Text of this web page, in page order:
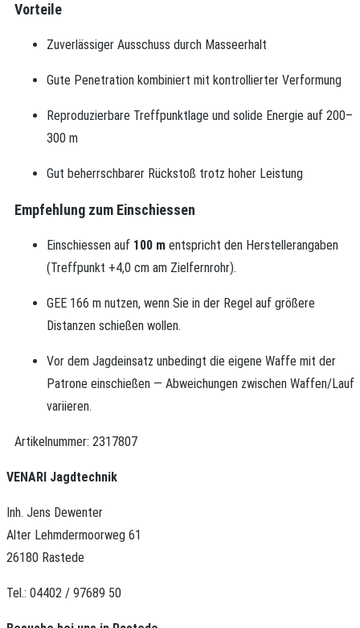
Vorteile
Zuverlässiger Ausschuss durch Masseerhalt
Gute Penetration kombiniert mit kontrollierter Verformung
Reproduzierbare Treffpunktlage und solide Energie auf 200–
300 m
Gut beherrschbarer Rückstoß trotz hoher Leistung
Empfehlung zum Einschiessen
Einschiessen auf 100 m entspricht den Herstellerangaben
(Treffpunkt +4,0 cm am Zielfernrohr).
GEE 166 m nutzen, wenn Sie in der Regel auf größere
Distanzen schießen wollen.
Vor dem Jagdeinsatz unbedingt die eigene Waffe mit der
Patrone einschießen — Abweichungen zwischen Waffen/Lauf
variieren.
Artikelnummer: 2317807
VENARI Jagdtechnik
Inh. Jens Dewenter
Alter Lehmdermoorweg 61
26180 Rastede
Tel.: 04402 / 97689 50